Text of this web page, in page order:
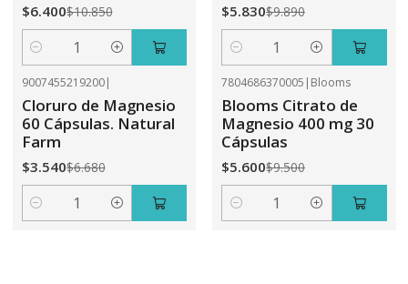
$6.400$10.850
Cantidad
$5.830$9.890
Cantidad
9007455219200|
Cloruro de Magnesio
60 Cápsulas. Natural
Farm
$3.540$6.680
Cantidad
7804686370005 | Blooms
Blooms Citrato de
Magnesio 400 mg 30
Cápsulas
$5.600$9.500
Cantidad